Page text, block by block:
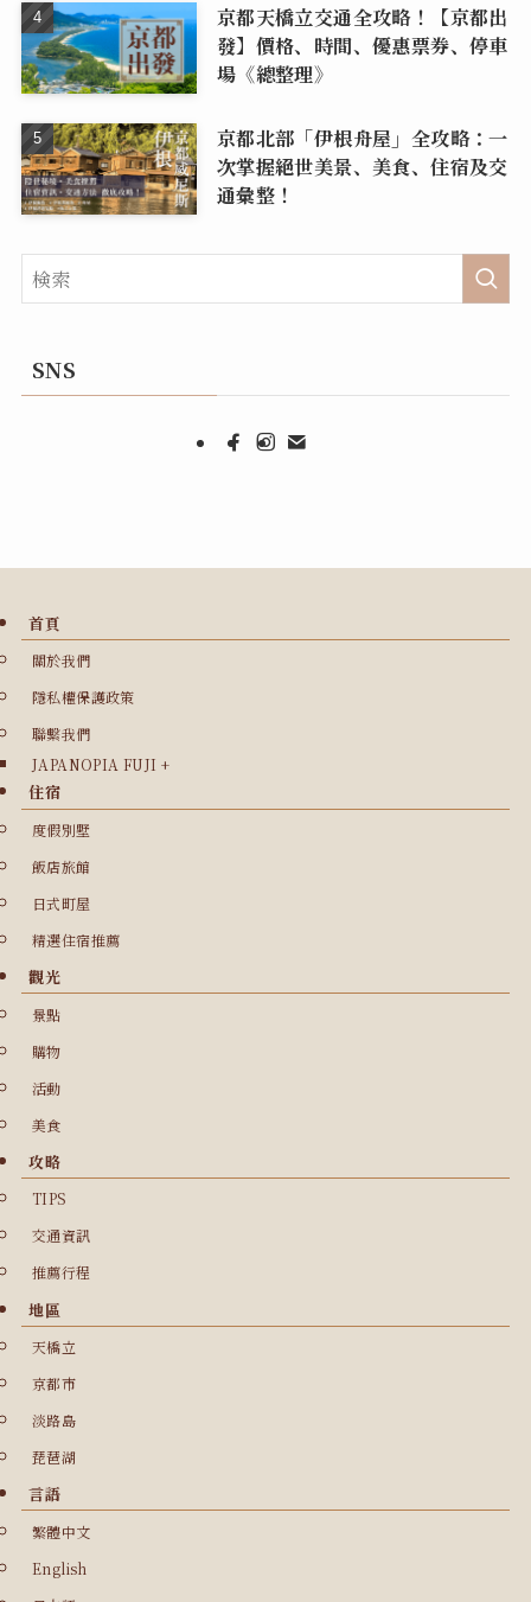
京都天橋立交通全攻略！【京都出
發】價格、時間、優惠票券、停車
場《總整理》
京都北部「伊根舟屋」全攻略：一
次掌握絕世美景、美食、住宿及交
通彙整！
SNS
首頁
關於我們
隱私權保護政策
聯繫我們
JAPANOPIA FUJI +
住宿
度假別墅
飯店旅館
日式町屋
精選住宿推薦
觀光
景點
購物
活動
美食
攻略
TIPS
交通資訊
推薦行程
地區
天橋立
京都市
淡路島
琵琶湖
言語
繁體中文
English